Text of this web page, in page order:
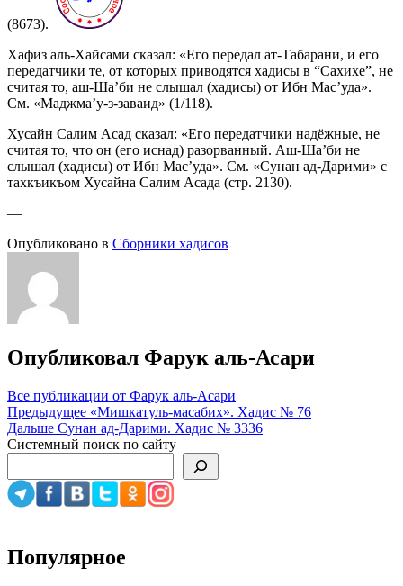
(8673).
Хафиз аль-Хайсами сказал: «Его передал ат-Табарани, и его
передатчики те, от которых приводятся хадисы в “Сахихе”, не
считая то, аш-Ша’би не слышал (хадисы) от Ибн Мас’уда».
См. «Маджма’у-з-заваид» (1/118).
Хусайн Салим Асад сказал: «Его передатчики надёжные, не
считая то, что он (его иснад) разорванный. Аш-Ша’би не
слышал (хадисы) от Ибн Мас’уда». См. «Сунан ад-Дарими» с
тахкъикъом Хусайна Салим Асада (стр. 2130).
—
Опубликовано в Сборники хадисов
Опубликовал Фарук аль-Асари
Все публикации от Фарук аль-Асари
Навигация
по
Предыдущее «Мишкатуль-масабих». Хадис № 76
Дальше Сунан ад-Дарими. Хадис № 3336
Системный поиск по сайту
Популярное